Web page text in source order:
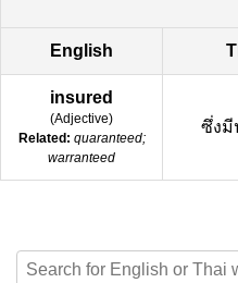
English
insured
(Adjective)
Related: quaranteed;
warranteed
ซึ่งมี